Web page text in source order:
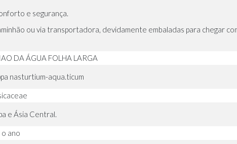
e segurança.
ou via transportadora, devidamente embaladas para chegar
DA ÁGUA FOLHA LARGA
nasturtium-aqua.ticum
e Ásia Central.
ano